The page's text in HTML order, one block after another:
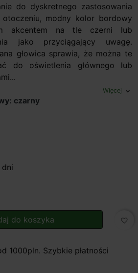
do dyskretnego zastosowania
modny kolor bordowy
akcentem na tle czerni lub
jako przyciągający uwagę.
głowica sprawia, że można te
do oświetlenia głównego lub
Więcej expand_more
czarny
do koszyka favorite_border
1000pln. Szybkie płatności